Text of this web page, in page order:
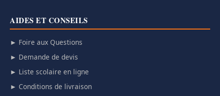
AIDES ET CONSEILS
► Foire aux Questions
► Demande de devis
► Liste scolaire en ligne
► Conditions de livraison